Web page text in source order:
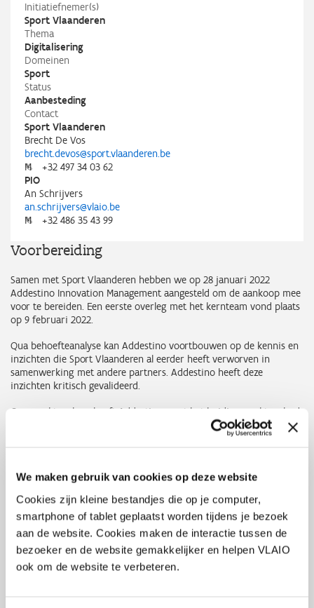
We maken gebruik van cookies op deze website
Cookies zijn kleine bestandjes die op je computer,
smartphone of tablet geplaatst worden tijdens je bezoek
aan de website. Cookies maken de interactie tussen de
bezoeker en de website gemakkelijker en helpen VLAIO
ook om de website te verbeteren.
Initiatiefnemer(s)
Sport Vlaanderen
Thema
Digitalisering
Domeinen
Sport
Status
Aanbesteding
Contact
Sport Vlaanderen
Brecht De Vos
brecht.devos@sport.vlaanderen.be
M
+32 497 34 03 62
PIO
An Schrijvers
an.schrijvers@vlaio.be
M
+32 486 35 43 99
Voorbereiding
Samen met Sport Vlaanderen hebben we op 28 januari 2022
Addestino Innovation Management aangesteld om de aankoop mee
voor te bereiden. Een eerste overleg met het kernteam vond plaats
op 9 februari 2022.
Qua behoefteanalyse kan Addestino voortbouwen op de kennis en
inzichten die Sport Vlaanderen al eerder heeft verworven in
samenwerking met andere partners. Addestino heeft deze
inzichten kritisch gevalideerd.
Qua marktanalyse, heeft Addestino eerst het huidige marktaanbod
in kaart gebracht. Vervolgens vond op 2 juni 2022 de
marktconsultatie plaats. Die was gericht op potentiële
Het eindverslag van het volledige voortraject dat de verworven
marktconsultatie) kan je terugvinden bij documenten. Het is
geschreven in het Nederlands maar bevat ook een Engelstalige
samenvatting.
Aansluitend op de publieke marktconsultatie heeft Sport
Vlaanderen in de loop van juni/juli 2022 geïnteresseerde bedrijven